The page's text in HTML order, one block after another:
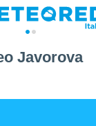
Javorova